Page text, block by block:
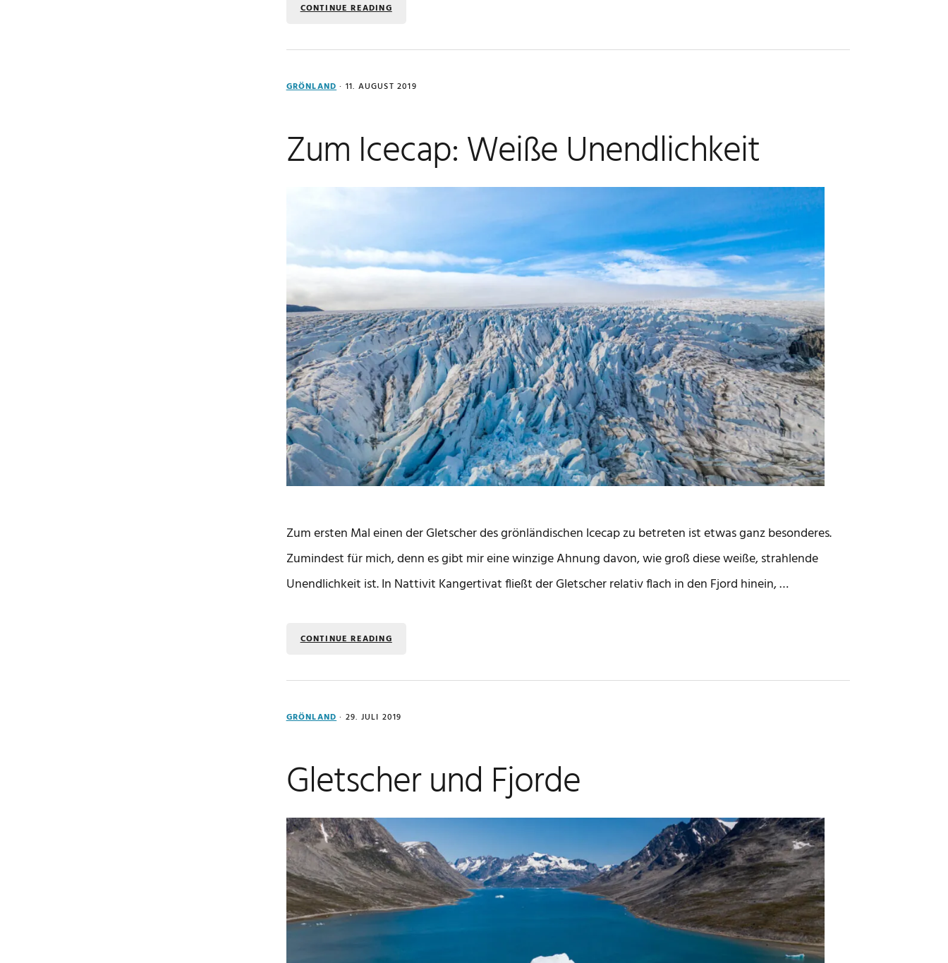
CONTINUE READING
GRÖNLAND· 11. AUGUST 2019
Zum Icecap: Weiße Unendlichkeit
Zum ersten Mal einen der Gletscher des grönländischen Icecap zu betreten ist etwas ganz besonderes.
Zumindest für mich, denn es gibt mir eine winzige Ahnung davon, wie groß diese weiße, strahlende
Unendlichkeit ist. In Nattivit Kangertivat fließt der Gletscher relativ flach in den Fjord hinein, …
CONTINUE READING
GRÖNLAND· 29. JULI 2019
Gletscher und Fjorde